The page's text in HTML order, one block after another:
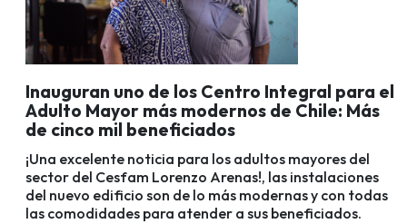
Inauguran uno de los Centro Integral para el
Adulto Mayor más modernos de Chile: Más
de cinco mil beneficiados
¡Una excelente noticia para los adultos mayores del
sector del Cesfam Lorenzo Arenas!, las instalaciones
del nuevo edificio son de lo más modernas y con todas
las comodidades para atender a sus beneficiados.